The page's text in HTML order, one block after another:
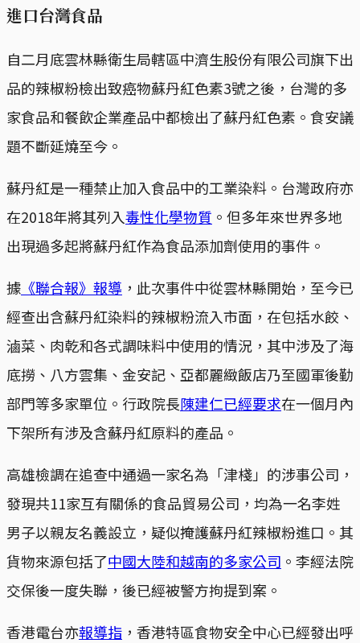
進口台灣食品
自二月底雲林縣衛生局轄區中濟生股份有限公司旗下出
品的辣椒粉檢出致癌物蘇丹紅色素3號之後，台灣的多
家食品和餐飲企業產品中都檢出了蘇丹紅色素。食安議
題不斷延燒至今。
蘇丹紅是一種禁止加入食品中的工業染料。台灣政府亦
在2018年將其列入毒性化學物質 。但多年來世界多地
出現過多起將蘇丹紅作為食品添加劑使用的事件。
據 《聯合報》報導 ，此次事件中從雲林縣開始，至今已
經查出含蘇丹紅染料的辣椒粉流入市面，在包括水餃、
滷菜、肉乾和各式調味料中使用的情況，其中涉及了海
底撈、八方雲集、金安記、亞都麗緻飯店乃至國軍後勤
部門等多家單位。行政院長陳建仁已經要求在一個月內
下架所有涉及含蘇丹紅原料的產品。
高雄檢調在追查中通過一家名為「津棧」的涉事公司，
發現共11家互有關係的食品貿易公司，均為一名李姓
男子以親友名義設立，疑似掩護蘇丹紅辣椒粉進口。其
貨物來源包括了中國大陸和越南的多家公司 。李經法院
交保後一度失聯，後已經被警方拘提到案。
香港電台亦報導指 ，香港特區食物安全中心已經發出呼